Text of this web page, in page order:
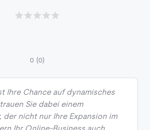
0 (0)
Ihre Chance auf dynamisches
Sie dabei einem
der nicht nur Ihre Expansion im